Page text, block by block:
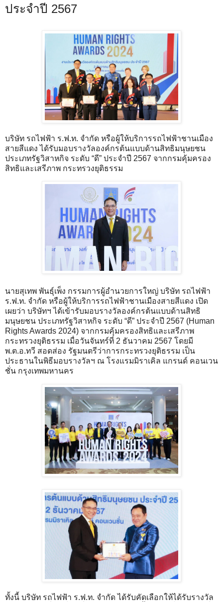
ประจําปี 2567
บริษัท รถไฟฟ้า ร.ฟ.ท. จำกัด หรือผู้ให้บริการรถไฟฟ้าชานเมือง
สายสีแดง ได้รับมอบรางวัลองค์กรต้นแบบด้านสิทธิมนุษยชน
ประเภทรัฐวิสาหกิจ ระดับ “ดี” ประจําปี 2567 จากกรมคุ้มครอง
สิทธิและเสรีภาพ กระทรวงยุติธรรม
นายสุเทพ พันธุ์เพ็ง กรรมการผู้อำนวยการใหญ่ บริษัท รถไฟฟ้า
ร.ฟ.ท. จำกัด หรือผู้ให้บริการรถไฟฟ้าชานเมืองสายสีแดง เปิด
เผยว่า บริษัทฯ ได้เข้ารับมอบรางวัลองค์กรต้นแบบด้านสิทธิ
มนุษยชน ประเภทรัฐวิสาหกิจ ระดับ “ดี” ประจําปี 2567 (Human
Rights Awards 2024) จากกรมคุ้มครองสิทธิและเสรีภาพ
กระทรวงยุติธรรม เมื่อวันจันทร์ที่ 2 ธันวาคม 2567 โดยมี
พ.ต.อ.ทวี สอดส่อง รัฐมนตรีว่าการกระทรวงยุติธรรม เป็น
ประธานในพิธีมอบรางวัลฯ ณ โรงแรมมิราเคิล แกรนด์ คอนเวน
ชั่น กรุงเทพมหานคร
ทั้งนี้ บริษัท รถไฟฟ้า ร.ฟ.ท. จำกัด ได้รับคัดเลือกให้ได้รับรางวัล